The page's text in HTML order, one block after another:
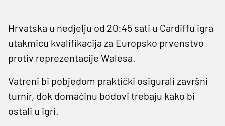
Hrvatska u nedjelju od 20:45 sati u Cardiffu igra
utakmicu kvalifikacija za Europsko prvenstvo
protiv reprezentacije Walesa.
Vatreni bi pobjedom praktički osigurali završni
turnir, dok domaćinu bodovi trebaju kako bi
ostali u igri.